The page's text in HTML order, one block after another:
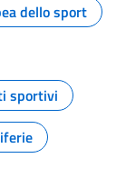
dello sport
sportivi